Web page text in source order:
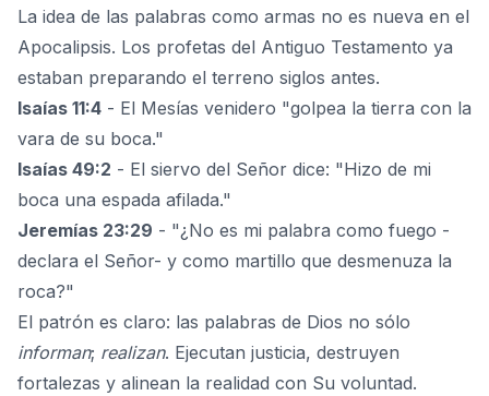
La idea de las palabras como armas no es nueva en el
Apocalipsis. Los profetas del Antiguo Testamento ya
estaban preparando el terreno siglos antes.
Isaías 11:4 - El Mesías venidero "golpea la tierra con la
vara de su boca."
Isaías 49:2 - El siervo del Señor dice: "Hizo de mi
boca una espada afilada."
Jeremías 23:29 - "¿No es mi palabra como fuego -
declara el Señor- y como martillo que desmenuza la
roca?"
El patrón es claro: las palabras de Dios no sólo
informan; realizan. Ejecutan justicia, destruyen
fortalezas y alinean la realidad con Su voluntad.